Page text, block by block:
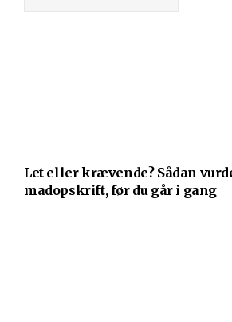
Let eller krævende? Sådan
madopskrift, før du går i gang